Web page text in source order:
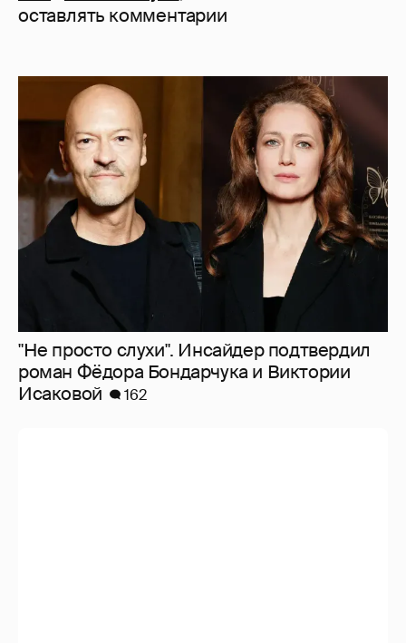
оставлять комментарии
"Не просто слухи". Инсайдер подтвердил
роман Фёдора Бондарчука и Виктории
Исаковой
162